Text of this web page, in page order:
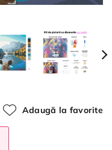
Adaugă la favorite